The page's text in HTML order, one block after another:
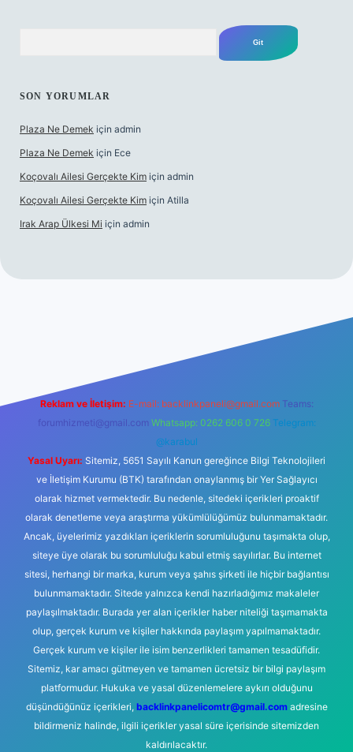
SON YORUMLAR
Plaza Ne Demek için admin
Plaza Ne Demek için Ece
Koçovalı Ailesi Gerçekte Kim için admin
Koçovalı Ailesi Gerçekte Kim için Atilla
Irak Arap Ülkesi Mi için admin
Reklam ve İletişim: E-mail: backlinkpaneli@gmail.com Teams:
forumhizmeti@gmail.com Whatsapp: 0262 606 0 726 Telegram:
@karabul
Yasal Uyarı: Sitemiz, 5651 Sayılı Kanun gereğince Bilgi Teknolojileri
ve İletişim Kurumu (BTK) tarafından onaylanmış bir Yer Sağlayıcı
olarak hizmet vermektedir. Bu nedenle, sitedeki içerikleri proaktif
olarak denetleme veya araştırma yükümlülüğümüz bulunmamaktadır.
Ancak, üyelerimiz yazdıkları içeriklerin sorumluluğunu taşımakta olup,
siteye üye olarak bu sorumluluğu kabul etmiş sayılırlar. Bu internet
sitesi, herhangi bir marka, kurum veya şahıs şirketi ile hiçbir bağlantısı
bulunmamaktadır. Sitede yalnızca kendi hazırladığımız makaleler
paylaşılmaktadır. Burada yer alan içerikler haber niteliği taşımamakta
olup, gerçek kurum ve kişiler hakkında paylaşım yapılmamaktadır.
Gerçek kurum ve kişiler ile isim benzerlikleri tamamen tesadüfidir.
Sitemiz, kar amacı gütmeyen ve tamamen ücretsiz bir bilgi paylaşım
platformudur. Hukuka ve yasal düzenlemelere aykırı olduğunu
düşündüğünüz içerikleri, backlinkpanelicomtr@gmail.comadresine
bildirmeniz halinde, ilgili içerikler yasal süre içerisinde sitemizden
kaldırılacaktır.